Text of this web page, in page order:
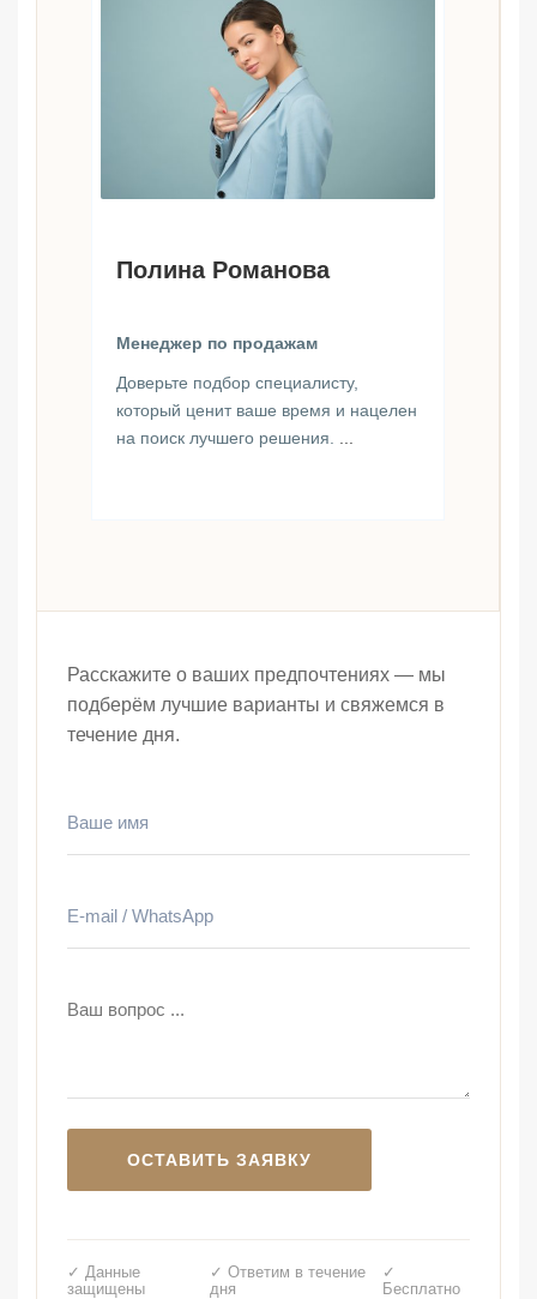
Полина Романова
Менеджер по продажам
Доверьте подбор специалисту,
который ценит ваше время и нацелен
на поиск лучшего решения.
Расскажите о ваших предпочтениях — мы
подберём лучшие варианты и свяжемся в
течение дня.
✓ Данные
защищены
✓ Ответим в течение
дня
✓
Бесплатно